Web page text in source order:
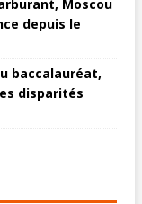
Moscou
depuis le
baccalauréat,
disparités